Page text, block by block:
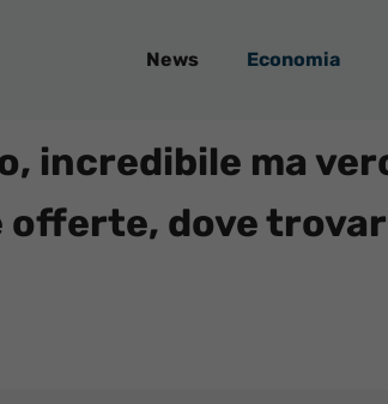
News Economia
incredibile ma
dove